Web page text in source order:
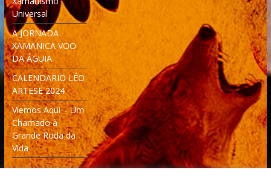
Universal
A JORNADA
XAMANICA VOO
DA ÁGUIA
CALENDARIO LÉO
ARTESE 2024
Viemos Aqui – Um
Chamado à
Grande Roda da
Vida